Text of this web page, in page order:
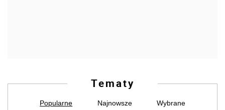
Tematy
Popularne Najnowsze Wybrane